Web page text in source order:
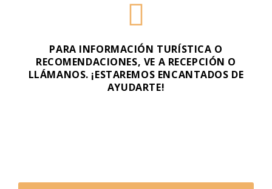
PARA INFORMACIÓN TURÍSTICA O
RECOMENDACIONES, VE A RECEPCIÓN O
LLÁMANOS. ¡ESTAREMOS ENCANTADOS DE
AYUDARTE!